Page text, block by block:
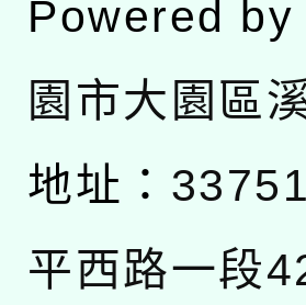
Powered by
園市大園區
地址：
平西路一段